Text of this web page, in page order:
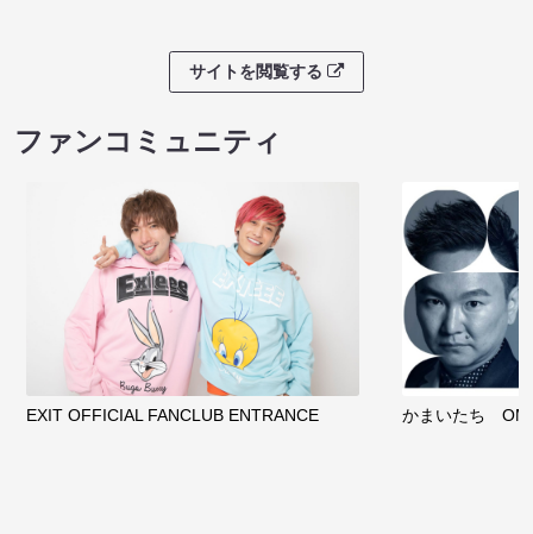
サイトを閲覧する
ファンコミュニティ
EXIT OFFICIAL FANCLUB ENTRANCE かまいたち